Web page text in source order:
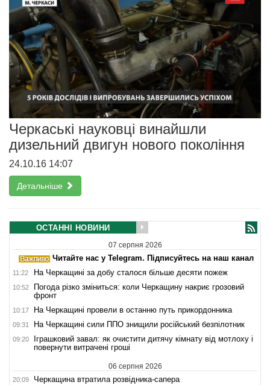
Черкаські науковці винайшли
дизельний двигун нового покоління
24.10.16 14:07
Детальніше
ОСТАННІ НОВИНИ
07 серпня 2026
Читайте нас у Telegram. Підписуйтесь на наш канал
11:22 На Черкащині за добу сталося більше десяти пожеж
10:52
Погода різко зміниться: коли Черкащину накриє грозовий
фронт
10:17 На Черкащині провели в останню путь прикордонника
09:31 На Черкащині сили ППО знищили російський безпілотник
09:20
Іграшковий завал: як очистити дитячу кімнату від мотлоху і
повернути витрачені гроші
06 серпня 2026
20:09 Черкащина втратила розвідника-сапера